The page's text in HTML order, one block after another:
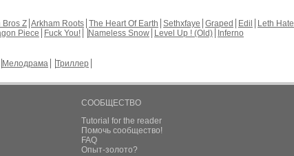
Bros Z Arkham Roots The Heart Of Earth Sethxfaye Graped Edil Leth Hate
Piece Fuck You! Nameless Snow Level Up ! (Old)
Inferno
Мелодрама Триллер
СООБЩЕСТВО
Tutorial for the reader
Помочь сообщество!
FAQ
Опыт-золото?